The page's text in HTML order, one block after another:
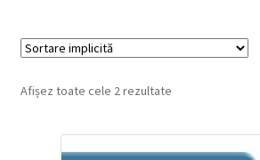
Afișez toate cele 2 rezultate